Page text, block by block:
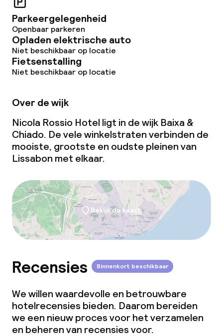
Parkeergelegenheid
Openbaar parkeren
Opladen elektrische auto
Niet beschikbaar op locatie
Fietsenstalling
Niet beschikbaar op locatie
Over de wijk
Nicola Rossio Hotel ligt in de wijk Baixa &
Chiado. De vele winkelstraten verbinden de
mooiste, grootste en oudste pleinen van
Lissabon met elkaar.
Bekijk de kaart
Recensies Binnenkort beschikbaar
We willen waardevolle en betrouwbare
hotelrecensies bieden. Daarom bereiden
we een nieuw proces voor het verzamelen
en beheren van recensies voor.